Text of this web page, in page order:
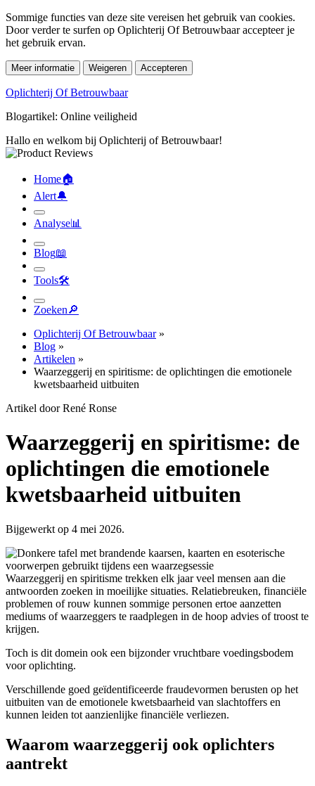
Sommige functies van deze site vereisen het gebruik van cookies.
Door verder te surfen op Oplichterij Of Betrouwbaar accepteer je
het gebruik ervan.
Meer informatie Weigeren Accepteren
Oplichterij Of Betrouwbaar
Blogartikel: Online veiligheid
Hallo en welkom bij Oplichterij of Betrouwbaar!
Home🏠︎
Alert🔔︎
Analyse📊︎
Blog📖︎
Tools🛠︎
Zoeken🔎︎
Oplichterij Of Betrouwbaar»
Blog »
Artikelen »
Waarzeggerij en spiritisme: de oplichtingen die emotionele
kwetsbaarheid uitbuiten
Artikel door René Ronse
Waarzeggerij en spiritisme: de
oplichtingen die emotionele
kwetsbaarheid uitbuiten
Bijgewerkt op 4 mei 2026.
Waarzeggerij en spiritisme trekken elk jaar veel mensen aan die
antwoorden zoeken in moeilijke situaties. Relatiebreuken, financiële
problemen of rouw kunnen sommige personen ertoe aanzetten
mediums of waarzeggers te raadplegen in de hoop advies of troost te
krijgen.
Toch is dit domein ook een bijzonder vruchtbare voedingsbodem
voor oplichting.
Verschillende goed geïdentificeerde fraudevormen berusten op het
uitbuiten van de emotionele kwetsbaarheid van slachtoffers en
kunnen leiden tot aanzienlijke financiële verliezen.
Waarom waarzeggerij ook oplichters
aantrekt